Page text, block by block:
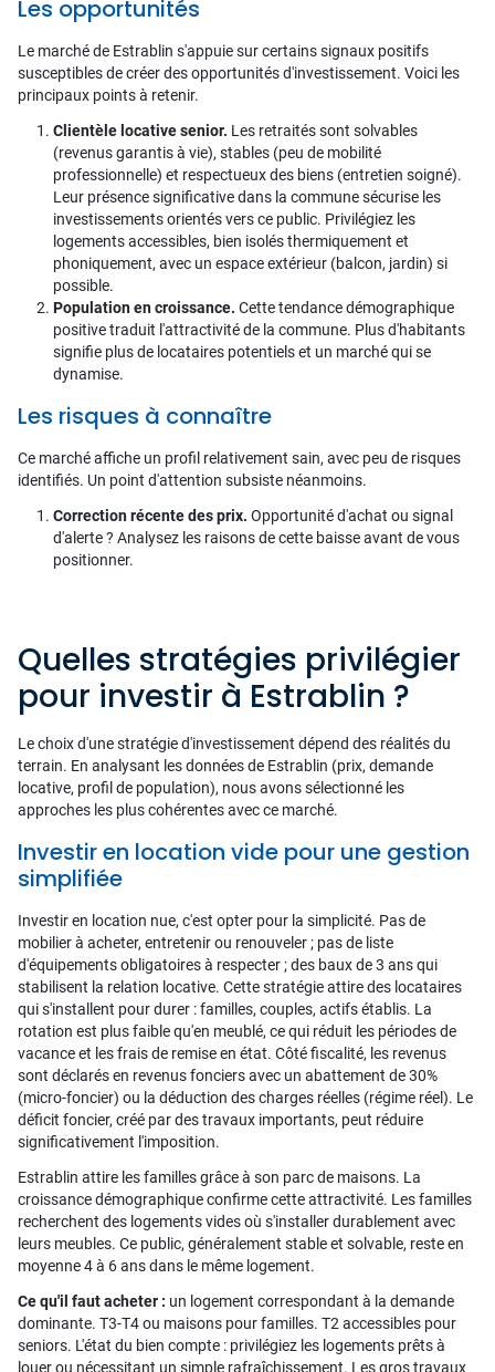
Les opportunités
Le marché de Estrablin s'appuie sur certains signaux positifs
susceptibles de créer des opportunités d'investissement. Voici les
principaux points à retenir.
Clientèle locative senior. Les retraités sont solvables
(revenus garantis à vie), stables (peu de mobilité
professionnelle) et respectueux des biens (entretien soigné).
Leur présence significative dans la commune sécurise les
investissements orientés vers ce public. Privilégiez les
logements accessibles, bien isolés thermiquement et
phoniquement, avec un espace extérieur (balcon, jardin) si
possible.
Population en croissance. Cette tendance démographique
positive traduit l'attractivité de la commune. Plus d'habitants
signifie plus de locataires potentiels et un marché qui se
dynamise.
Les risques à connaître
Ce marché affiche un profil relativement sain, avec peu de risques
identifiés. Un point d'attention subsiste néanmoins.
Correction récente des prix. Opportunité d'achat ou signal
d'alerte ? Analysez les raisons de cette baisse avant de vous
positionner.
Quelles stratégies privilégier
pour investir à Estrablin ?
Le choix d'une stratégie d'investissement dépend des réalités du
terrain. En analysant les données de Estrablin (prix, demande
locative, profil de population), nous avons sélectionné les
approches les plus cohérentes avec ce marché.
Investir en location vide pour une gestion
simplifiée
Investir en location nue, c'est opter pour la simplicité. Pas de
mobilier à acheter, entretenir ou renouveler ; pas de liste
d'équipements obligatoires à respecter ; des baux de 3 ans qui
stabilisent la relation locative. Cette stratégie attire des locataires
qui s'installent pour durer : familles, couples, actifs établis. La
rotation est plus faible qu'en meublé, ce qui réduit les périodes de
vacance et les frais de remise en état. Côté fiscalité, les revenus
sont déclarés en revenus fonciers avec un abattement de 30%
(micro-foncier) ou la déduction des charges réelles (régime réel). Le
déficit foncier, créé par des travaux importants, peut réduire
significativement l'imposition.
Estrablin attire les familles grâce à son parc de maisons. La
croissance démographique confirme cette attractivité. Les familles
recherchent des logements vides où s'installer durablement avec
leurs meubles. Ce public, généralement stable et solvable, reste en
moyenne 4 à 6 ans dans le même logement.
Ce qu'il faut acheter : un logement correspondant à la demande
dominante. T3-T4 ou maisons pour familles. T2 accessibles pour
seniors. L'état du bien compte : privilégiez les logements prêts à
louer ou nécessitant un simple rafraîchissement. Les gros travaux